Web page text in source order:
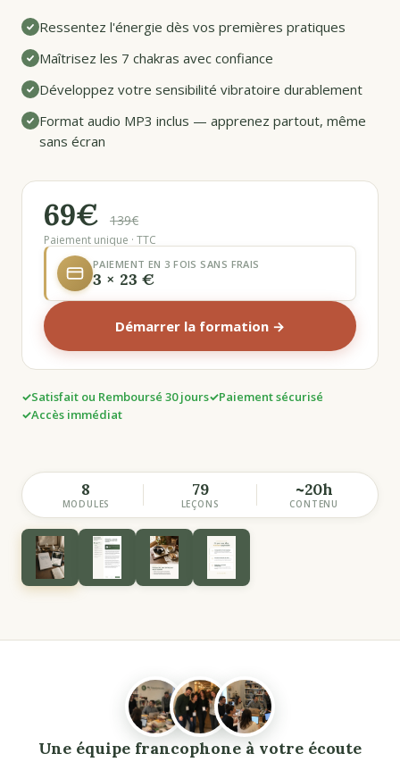
Ressentez l'énergie dès vos premières pratiques
Maîtrisez les 7 chakras avec confiance
Développez votre sensibilité vibratoire durablement
Format audio MP3 inclus — apprenez partout, même
sans écran
69€ 139€
Paiement unique · TTC
PAIEMENT EN 3 FOIS SANS FRAIS
3 × 23 €
Démarrer la formation →
Satisfait ou Remboursé 30 jours
Paiement sécurisé
Accès immédiat
8
MODULES
79
LEÇONS
~20h
CONTENU
Une équipe francophone à votre écoute